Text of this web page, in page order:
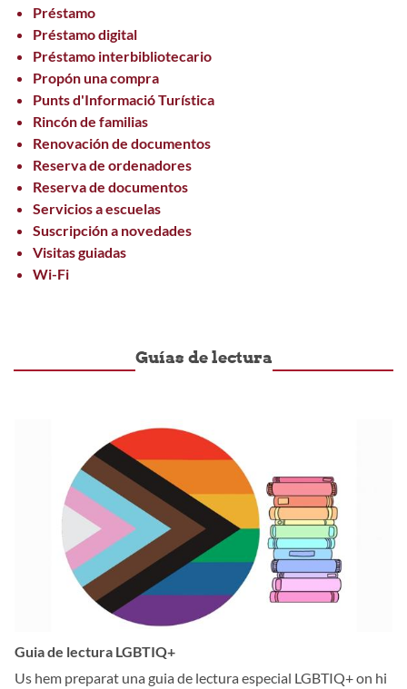
Préstamo
Préstamo digital
Préstamo interbibliotecario
Propón una compra
Punts d'Informació Turística
Rincón de familias
Renovación de documentos
Reserva de ordenadores
Reserva de documentos
Servicios a escuelas
Suscripción a novedades
Visitas guiadas
Wi-Fi
Guías de lectura
Guia de lectura LGBTIQ+
Us hem preparat una guia de lectura especial LGBTIQ+ on hi